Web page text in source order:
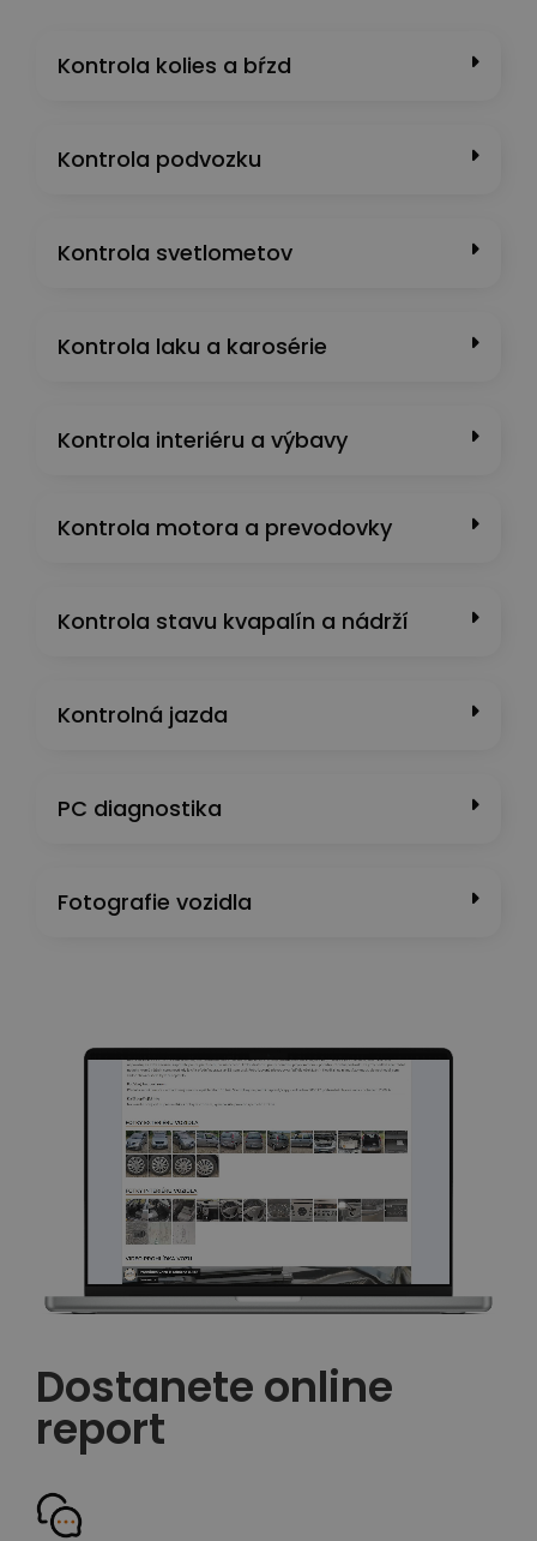
Kontrola kolies a bŕzd
Kontrola podvozku
Kontrola svetlometov
Kontrola laku a karosérie
Kontrola interiéru a výbavy
Kontrola motora a prevodovky
Kontrola stavu kvapalín a nádrží
Kontrolná jazda
PC diagnostika
Fotografie vozidla
Dostanete online
report